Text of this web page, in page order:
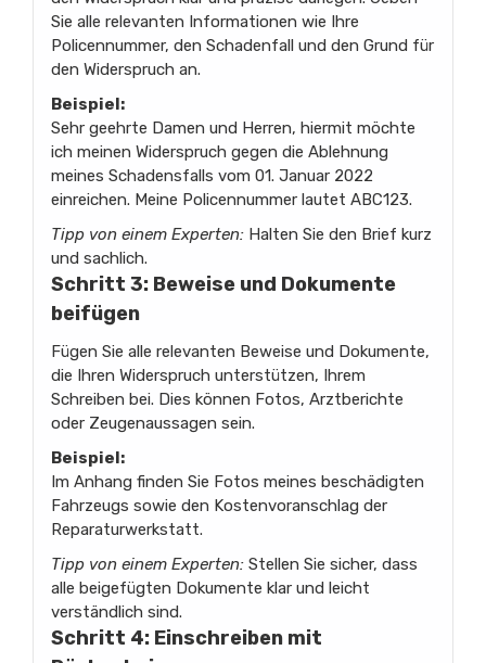
Sie alle relevanten Informationen wie Ihre
Policennummer, den Schadenfall und den Grund für
den Widerspruch an.
Beispiel:
Sehr geehrte Damen und Herren, hiermit möchte
ich meinen Widerspruch gegen die Ablehnung
meines Schadensfalls vom 01. Januar 2022
einreichen. Meine Policennummer lautet ABC123.
Tipp von einem Experten: Halten Sie den Brief kurz
und sachlich.
Schritt 3: Beweise und Dokumente
beifügen
Fügen Sie alle relevanten Beweise und Dokumente,
die Ihren Widerspruch unterstützen, Ihrem
Schreiben bei. Dies können Fotos, Arztberichte
oder Zeugenaussagen sein.
Beispiel:
Im Anhang finden Sie Fotos meines beschädigten
Fahrzeugs sowie den Kostenvoranschlag der
Reparaturwerkstatt.
Tipp von einem Experten: Stellen Sie sicher, dass
alle beigefügten Dokumente klar und leicht
verständlich sind.
Schritt 4: Einschreiben mit